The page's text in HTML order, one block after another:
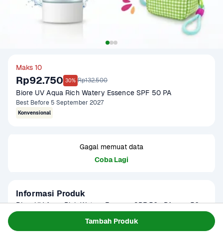
Tambah Produk
Maks 10
Rp92.750 30% Rp132.500
Biore UV Aqua Rich Watery Essence SPF 50 PA
Best Before 5 September 2027
Konvensional
Gagal memuat data
Coba Lagi
Informasi Produk
Biore UV Aqua Rich Watery Essence SPF 50+ PA++++ 50g
tinggi terhadap sinar UVA dan UVB. Diformulasikan dengan